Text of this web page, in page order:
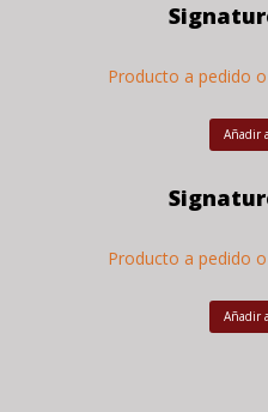
Producto a pedido
Añadir
Producto a pedido
Añadir